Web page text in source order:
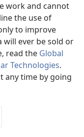
work and cannot
the use of
to improve
will ever be sold or
read the Global
Technologies.
any time by going
bijangja le i Lija.
jekh proroštvo kaj
kova so ka
sar manuš,
anavea „Juda“
pleme, a
29:35;49:10; Ev